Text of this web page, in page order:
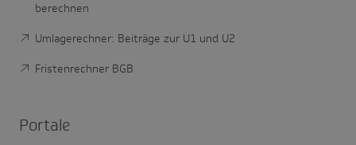
berechnen
Umlagerechner: Beiträge zur U1 und U2
Fristenrechner BGB
Portale